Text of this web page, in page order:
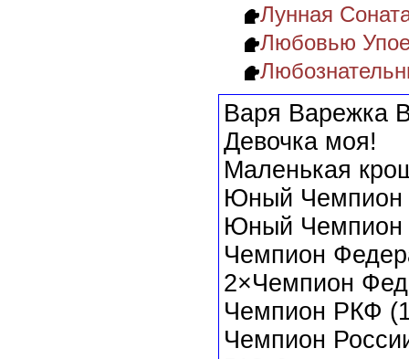
Лунная
Любовью
Варя Варежка
Девочка моя!
Маленькая
Юный Чемпион
Юный
Чемпион
2×Чемпион
Чемпион РКФ
Чемпион